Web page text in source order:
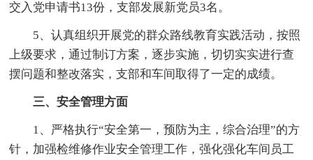
交入党申请书13份，支部发展新党员3名。
5、认真组织开展党的群众路线教育实践活动，按照
上级要求，通过制订方案，逐步实施，切切实实进行查
摆问题和整改落实，支部和车间取得了一定的成绩。
三、安全管理方面
1、严格执行“安全第一，预防为主，综合治理”的方
针，加强检维修作业安全管理工作，强化强化车间员工